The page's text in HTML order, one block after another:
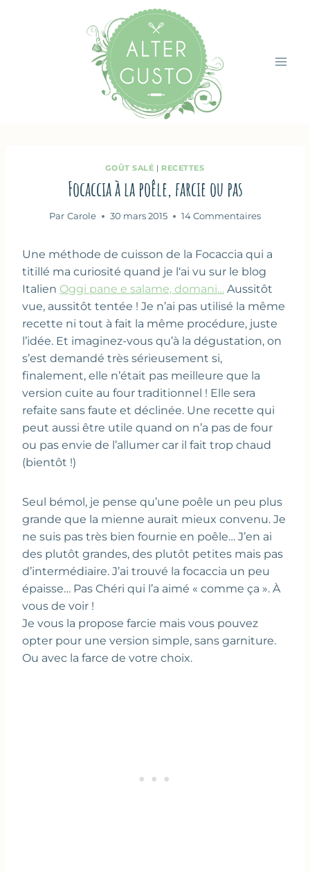
GOÛT SALÉ | RECETTES
Focaccia à la poêle, farcie ou pas
Par Carole 30 mars 2015 14 Commentaires
Une méthode de cuisson de la Focaccia qui a
titillé ma curiosité quand je l‘ai vu sur le blog
Italien Oggi pane e salame, domani… Aussitôt
vue, aussitôt tentée ! Je n’ai pas utilisé la même
recette ni tout à fait la même procédure, juste
l’idée. Et imaginez-vous qu’à la dégustation, on
s’est demandé très sérieusement si,
finalement, elle n’était pas meilleure que la
version cuite au four traditionnel ! Elle sera
refaite sans faute et déclinée. Une recette qui
peut aussi être utile quand on n’a pas de four
ou pas envie de l’allumer car il fait trop chaud
(bientôt !)
Seul bémol, je pense qu’une poêle un peu plus
grande que la mienne aurait mieux convenu. Je
ne suis pas très bien fournie en poêle… J’en ai
des plutôt grandes, des plutôt petites mais pas
d’intermédiaire. J’ai trouvé la focaccia un peu
épaisse… Pas Chéri qui l’a aimé « comme ça ». À
vous de voir !
Je vous la propose farcie mais vous pouvez
opter pour une version simple, sans garniture.
Ou avec la farce de votre choix.